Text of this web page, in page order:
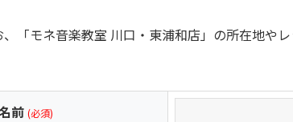
、「モネ音楽教室 川口・東浦和店」の所在地や
前 (必須)